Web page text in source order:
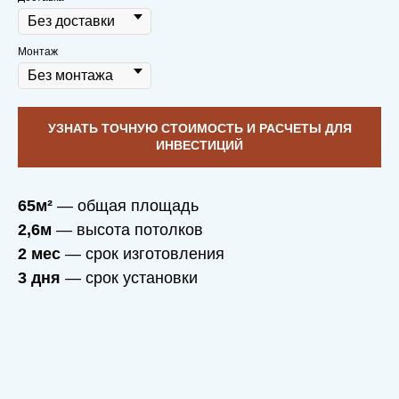
Монтаж
УЗНАТЬ ТОЧНУЮ СТОИМОСТЬ И РАСЧЕТЫ ДЛЯ
ИНВЕСТИЦИЙ
65м² — общая площадь
2,6м — высота потолков
2 мес — срок изготовления
3 дня — срок установки
Дом согреет васв морозы и освежит
даже самым жарким летом, потому что
мы дотошные по части деталей, которые
сделают вашу жизнь в доме проще
Через 10 лет приедем на чай с плюшками
со спокойной душой и послушаем,